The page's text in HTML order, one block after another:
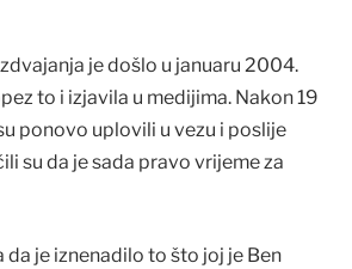
je došlo u januaru 2004.
to i izjavila u medijima. Nakon 19
ponovo uplovili u vezu i poslije
su da je sada pravo vrijeme za
da je iznenadilo to što joj je Ben